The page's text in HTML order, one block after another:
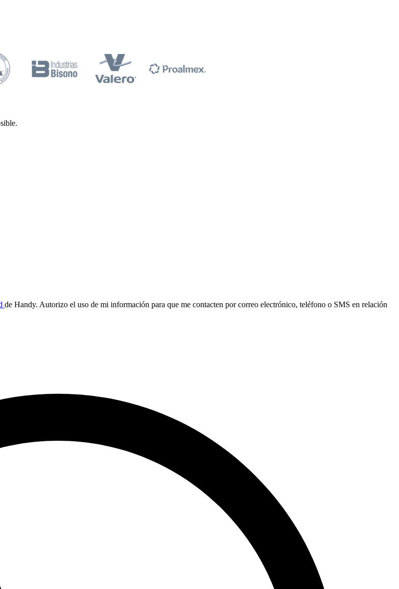
de Handy. Autorizo el uso de mi información para que me contacten por correo electrónico, teléfono o SMS en relación